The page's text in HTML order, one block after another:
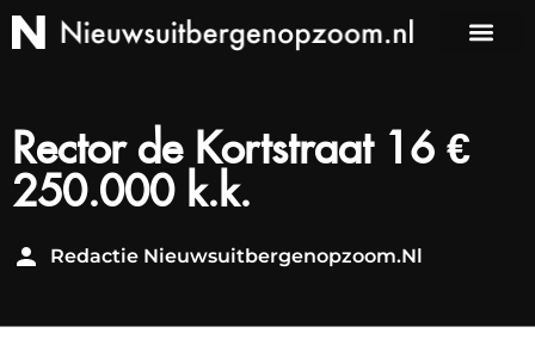
Rector de Kortstraat 16 €
250.000 k.k.
Redactie Nieuwsuitbergenopzoom.nl